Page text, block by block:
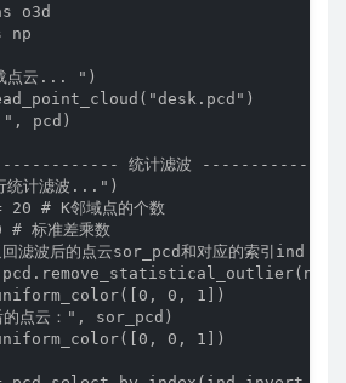
o3d
np
点云... ")
", pcd)
统计滤波
统计滤波...")
# K邻域点的个数
标准差乘数
滤波后的点云sor_pcd和对应的索引ind
0, 1])
点云：", sor_pcd)
0, 1])